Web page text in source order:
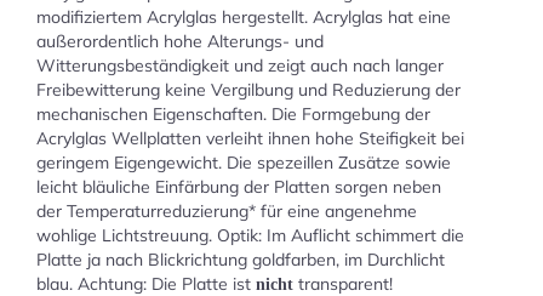
modifiziertem Acrylglas hergestellt. Acrylglas hat eine
außerordentlich hohe Alterungs- und
Witterungsbeständigkeit und zeigt auch nach langer
Freibewitterung keine Vergilbung und Reduzierung der
mechanischen Eigenschaften. Die Formgebung der
Acrylglas Wellplatten verleiht ihnen hohe Steifigkeit bei
geringem Eigengewicht. Die spezeillen Zusätze sowie
leicht bläuliche Einfärbung der Platten sorgen neben
der Temperaturreduzierung* für eine angenehme
wohlige Lichtstreuung. Optik: Im Auflicht schimmert die
Platte ja nach Blickrichtung goldfarben, im Durchlicht
blau. Achtung: Die Platte ist nicht transparent!